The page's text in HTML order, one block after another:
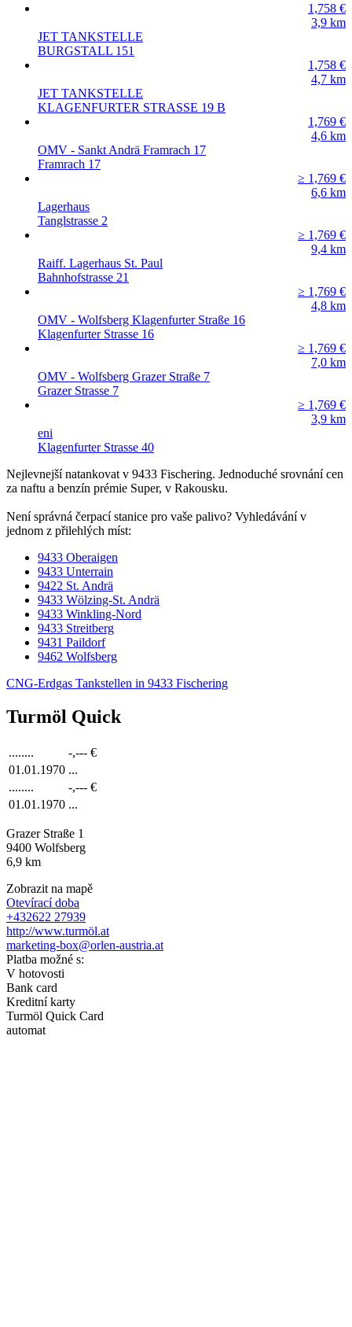
1,758 €
3,9 km
JET TANKSTELLE
BURGSTALL 151
1,758 €
4,7 km
JET TANKSTELLE
KLAGENFURTER STRASSE 19 B
1,769 €
4,6 km
OMV - Sankt Andrä Framrach 17
Framrach 17
≥ 1,769 €
6,6 km
Lagerhaus
Tanglstrasse 2
≥ 1,769 €
9,4 km
Raiff. Lagerhaus St. Paul
Bahnhofstrasse 21
≥ 1,769 €
4,8 km
OMV - Wolfsberg Klagenfurter Straße 16
Klagenfurter Strasse 16
≥ 1,769 €
7,0 km
OMV - Wolfsberg Grazer Straße 7
Grazer Strasse 7
≥ 1,769 €
3,9 km
eni
Klagenfurter Strasse 40
Nejlevnejší natankovat v 9433 Fischering. Jednoduché srovnání cen
za naftu a benzín prémie Super, v Rakousku.
Není správná čerpací stanice pro vaše palivo? Vyhledávání v
jednom z přilehlých míst:
9433 Oberaigen
9433 Unterrain
9422 St. Andrä
9433 Wölzing-St. Andrä
9433 Winkling-Nord
9433 Streitberg
9431 Paildorf
9462 Wolfsberg
CNG-Erdgas Tankstellen in 9433 Fischering
Turmöl Quick
........ -,--- €
01.01.1970 ...
........
-,--- €
01.01.1970 ...
Grazer Straße 1
9400 Wolfsberg
6,9 km
Zobrazit na mapě
Otevírací doba
+432622 27939
http://www.turmöl.at
marketing-box@orlen-austria.at
Platba možné s:
V hotovosti
Bank card
Kreditní karty
Turmöl Quick Card
automat